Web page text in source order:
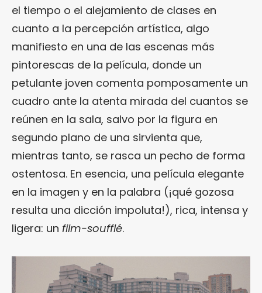
el tiempo o el alejamiento de clases en
cuanto a la percepción artística, algo
manifiesto en una de las escenas más
pintorescas de la película, donde un
petulante joven comenta pomposamente un
cuadro ante la atenta mirada del cuantos se
reúnen en la sala, salvo por la figura en
segundo plano de una sirvienta que,
mientras tanto, se rasca un pecho de forma
ostentosa. En esencia, una película elegante
en la imagen y en la palabra (¡qué gozosa
resulta una dicción impoluta!), rica, intensa y
ligera: un film-soufflé.